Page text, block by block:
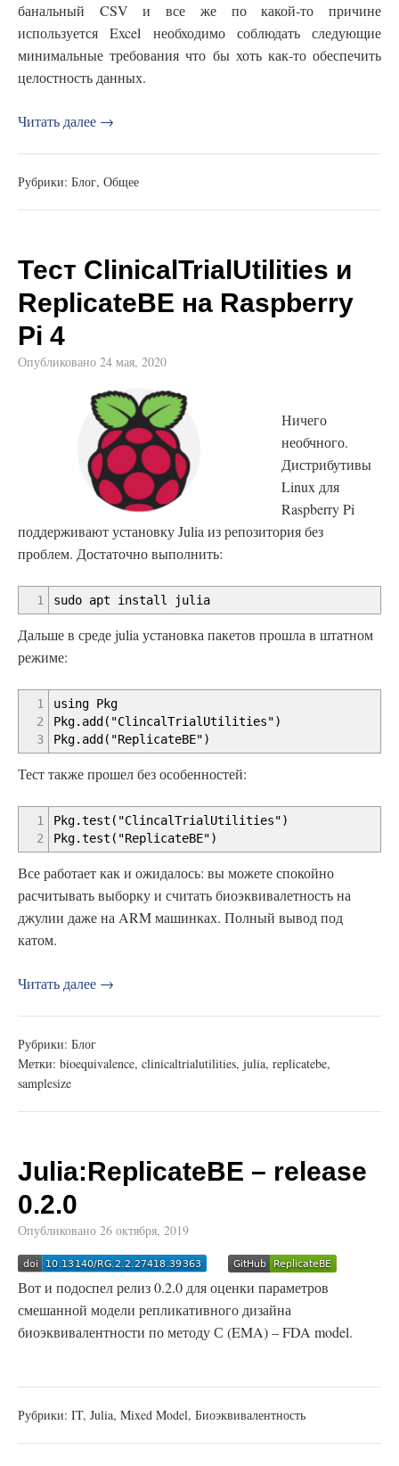
банальный CSV и все же по какой-то причине
используется Excel необходимо соблюдать следующие
минимальные требования что бы хоть как-то обеспечить
целостность данных.
Читать далее →
Рубрики: Блог, Общее
Тест ClinicalTrialUtilities и
ReplicateBE на Raspberry
Pi 4
Опубликовано 24 мая, 2020
Ничего
необчного.
Дистрибутивы
Linux для
Raspberry Pi
поддерживают установку Julia из репозитория без
проблем. Достаточно выполнить:
1 sudo apt install julia
Дальше в среде julia установка пакетов прошла в штатном
режиме:
1
2
3
using Pkg
Pkg.add("ClincalTrialUtilities")
Pkg.add("ReplicateBE")
Тест также прошел без особенностей:
1
2
Pkg.test("ClincalTrialUtilities")
Pkg.test("ReplicateBE")
Все работает как и ожидалось: вы можете спокойно
расчитывать выборку и считать биоэквивалетность на
джулии даже на ARM машинках. Полный вывод под
катом.
Читать далее →
Рубрики: Блог
Метки: bioequivalence, clinicaltrialutilities, julia, replicatebe,
samplesize
Julia:ReplicateBE – release
0.2.0
Опубликовано 26 октября, 2019
Вот и подоспел релиз 0.2.0 для оценки параметров
смешанной модели репликативного дизайна
биоэквивалентности по методу С (EMA) – FDA model.
Рубрики: IT, Julia, Mixed Model, Биоэквивалентность